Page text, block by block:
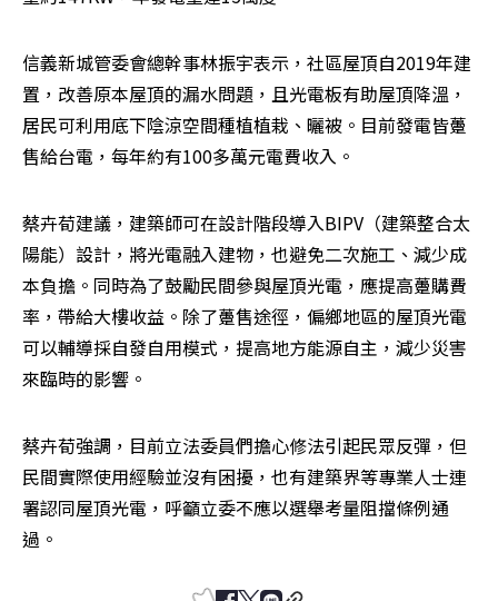
信義新城管委會總幹事林振宇表示，社區屋頂自2019年建
置，改善原本屋頂的漏水問題，且光電板有助屋頂降溫，
居民可利用底下陰涼空間種植植栽、曬被。目前發電皆躉
售給台電，每年約有100多萬元電費收入。
蔡卉荀建議，建築師可在設計階段導入BIPV（建築整合太
陽能）設計，將光電融入建物，也避免二次施工、減少成
本負擔。同時為了鼓勵民間參與屋頂光電，應提高躉購費
率，帶給大樓收益。除了躉售途徑，偏鄉地區的屋頂光電
可以輔導採自發自用模式，提高地方能源自主，減少災害
來臨時的影響。
蔡卉荀強調，目前立法委員們擔心修法引起民眾反彈，但
民間實際使用經驗並沒有困擾，也有建築界等專業人士連
署認同屋頂光電，呼籲立委不應以選舉考量阻擋條例通
過。